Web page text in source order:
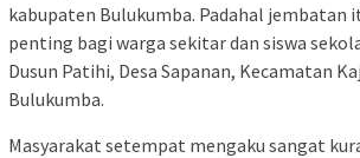
kabupaten Bulukumba. Padahal jembatan
penting bagi warga sekitar dan siswa
Dusun Patihi, Desa Sapanan, Kecamatan
Bulukumba.
Masyarakat setempat mengaku sangat